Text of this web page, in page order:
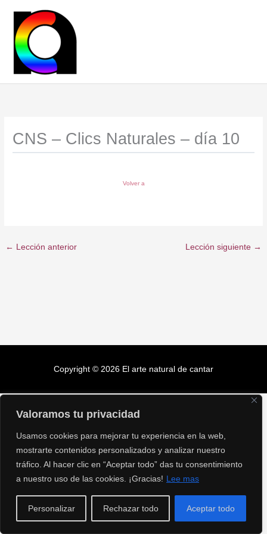
Valoramos tu privacidad
Usamos cookies para mejorar tu experiencia en la web,
mostrarte contenidos personalizados y analizar nuestro
tráfico. Al hacer clic en “Aceptar todo” das tu consentimiento
a nuestro uso de las cookies. ¡Gracias! Lee mas
Personalizar Rechazar todo Aceptar todo
contenido
CNS – Clics Naturales – día 10
Volver a
← Lección anterior Lección siguiente →
Copyright © 2026 El arte natural de cantar